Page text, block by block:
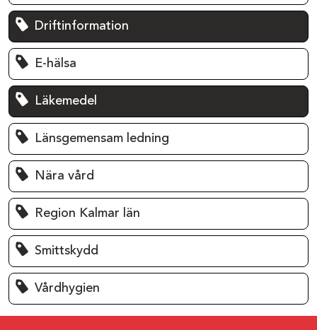
Driftinformation
E-hälsa
Läkemedel
Länsgemensam ledning
Nära vård
Region Kalmar län
Smittskydd
Vårdhygien